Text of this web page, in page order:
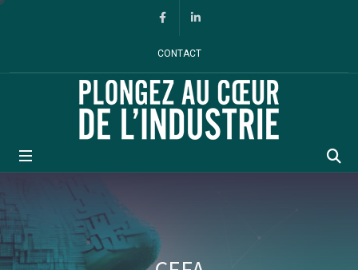
Facebook
CONTACT
Panneau de gestion des cookies